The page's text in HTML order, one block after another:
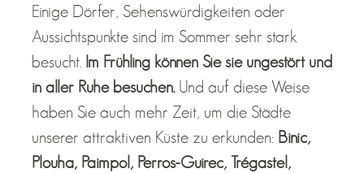
Einige Dörfer, Sehenswürdigkeiten oder
Aussichtspunkte sind im Sommer sehr stark
besucht. Im Frühling können Sie sie ungestört und
in aller Ruhe besuchen.Und auf diese Weise
haben Sie auch mehr Zeit, um die Städte
unserer attraktiven Küste zu erkunden: Binic,
Plouha, Paimpol, Perros-Guirec, Trégastel,